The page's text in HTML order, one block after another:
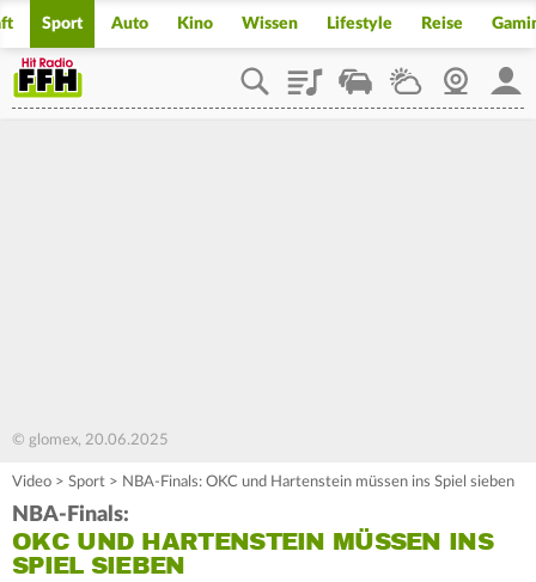
Sport Auto Kino Wissen Lifestyle Reise
PlaylistStaupilotWetterWebcam
© glomex, 20.06.2025
Video > Sport > NBA-Finals: OKC und Hartenstein müssen ins Spiel sieben
NBA-Finals:
OKC UND HARTENSTEIN MÜSSEN INS
SPIEL SIEBEN